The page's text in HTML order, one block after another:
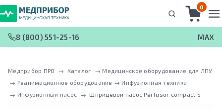
0
8 (800) 551-25-16 MAX
Медприбор ПРО → Каталог → Медицинское оборудование для ЛПУ
→ Реанимационное оборудование → Инфузионная техника
→ Инфузионный насос → Шприцевой насос Perfusor compact S